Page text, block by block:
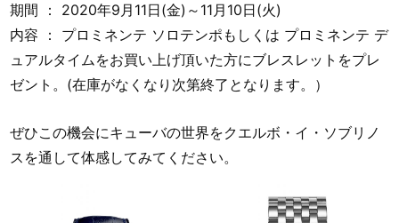
期間 ： 2020年9月11日(金)～11月10日(火)
内容 ： プロミネンテ ソロテンポもしくは プロミネンテ デ
ュアルタイムをお買い上げ頂いた方にブレスレットをプレ
ゼント。(在庫がなくなり次第終了となります。）
ぜひこの機会にキューバの世界をクエルボ・イ・ソブリノ
スを通して体感してみてください。